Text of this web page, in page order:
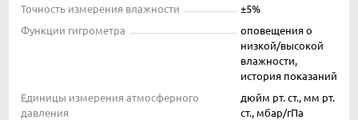
Точность измерения влажности
±5%
Функции гигрометра
оповещения о
низкой/высокой
влажности,
история показаний
Единицы измерения атмосферного
давления
дюйм рт. ст., мм рт.
ст., мбар/гПа